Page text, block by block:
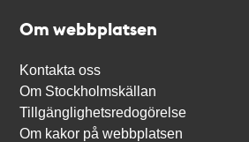
Om webbplatsen
Kontakta oss
Om Stockholmskällan
Tillgänglighetsredogörelse
Om kakor på webbplatsen